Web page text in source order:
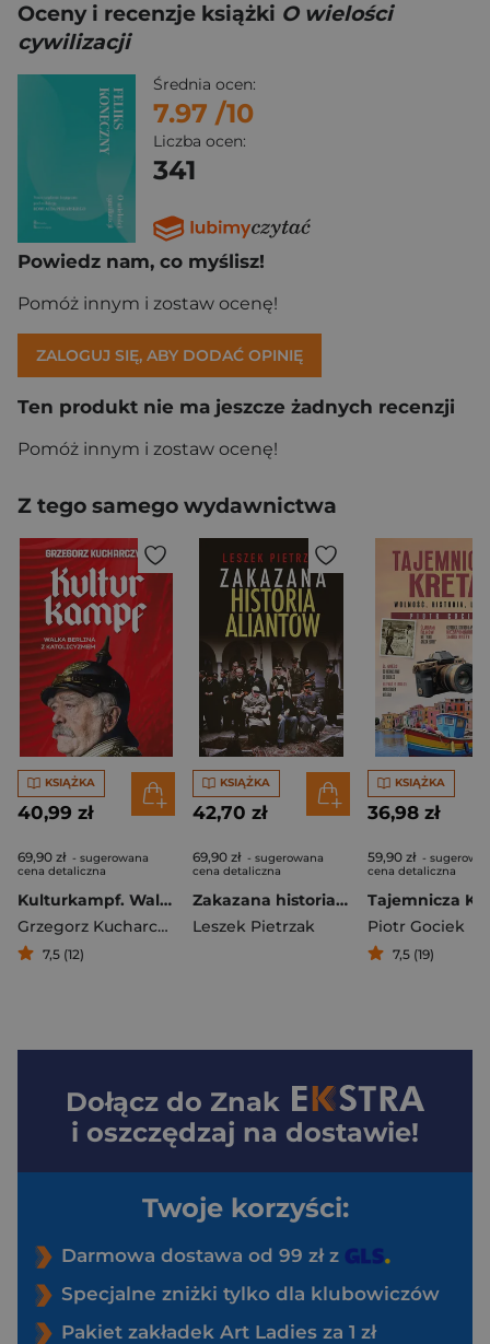
Oceny i recenzje książki O wielości
cywilizacji
Średnia ocen:
7.97 /10
Liczba ocen:
341
Powiedz nam, co myślisz!
Pomóż innym i zostaw ocenę!
ZALOGUJ SIĘ, ABY DODAĆ OPINIĘ
Ten produkt nie ma jeszcze żadnych recenzji
Pomóż innym i zostaw ocenę!
Z tego samego wydawnictwa
KSIĄŻKA
40,99 zł
69,90 zł - sugerowana
cena detaliczna
Kulturkampf. Walka Berlina z katolicyzmem
Grzegorz Kucharczyk
7,5 (12)
KSIĄŻKA
42,70 zł
69,90 zł - sugerowana
cena detaliczna
Zakazana historia aliantów
Leszek Pietrzak
KSIĄŻKA
36,98 zł
59,90 zł -
cena detaliczna
Piotr Gociek
7,5 (19)
Dołącz do Znak
i oszczędzaj na dostawie!
Twoje korzyści:
Darmowa dostawa od 99 zł z
Specjalne zniżki tylko dla klubowiczów
Pakiet zakładek Art Ladies za 1 zł